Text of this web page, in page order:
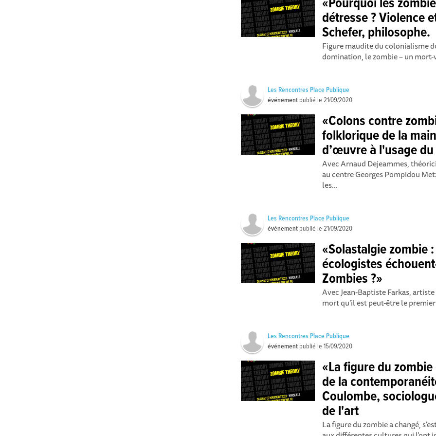
«Pourquoi les
détresse ? Violence
Schefer, philosophe.
Figure maudite du colonialisme
domination, le zombie – un
Les Rencontres Place Publique
événement publié le21/09/2020
«Colons contre
folklorique de la
d’œuvre à l'usage
Avec Arnaud Dejeammes,
au centre Georges Pompidou
les...
Les Rencontres Place Publique
événement publié le21/09/2020
«Solastalgie zombie
écologistes
Zombies ?»
Avec Jean-Baptiste Farkas,
mort qu’il est peut-être le
Les Rencontres Place Publique
événement publié le15/09/2020
«La figure du
de la
Coulombe,
de l'art
La figure du zombie a changé,